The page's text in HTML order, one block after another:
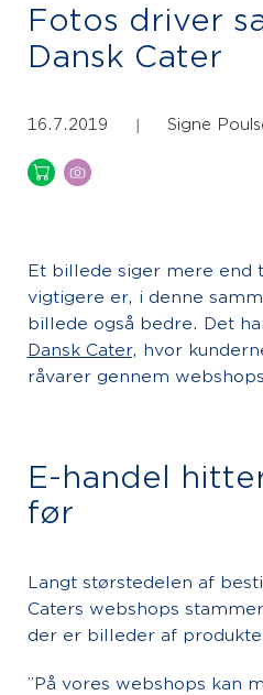
Fotos driver
Dansk Cater
16.7.2019 Signe
Et billede siger mere end
vigtigere er, i denne
billede også bedre. Det
Dansk Cater, hvor
råvarer gennem
E-handel
før
Langt størstedelen af
Caters webshops
der er billeder af
”På vores webshops kan